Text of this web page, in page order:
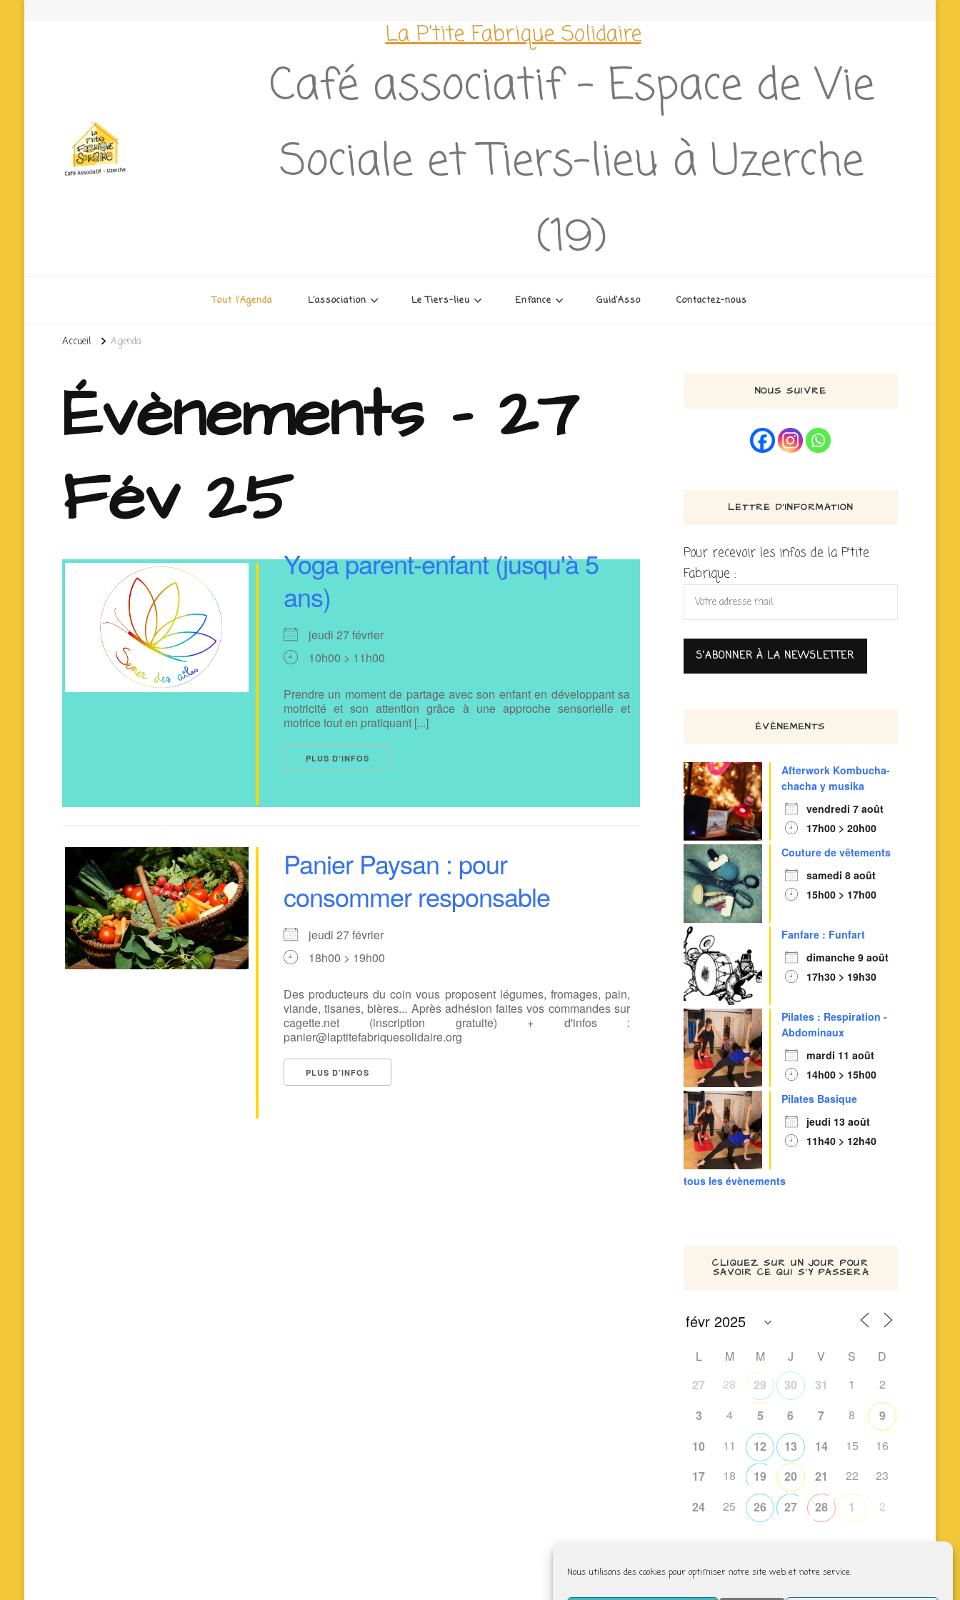
Nous utilisons des cookies pour optimiser notre site web et notre service.
La P'tite Fabrique Solidaire
Café associatif – Espace de Vie
Sociale et Tiers-lieu à Uzerche
(19)
Tout l’Agenda L’association Le Tiers-lieu Enfance Guid’Asso Contactez-nous
Accueil Agenda
Évènements - 27
Fév 25
Yoga parent-enfant (jusqu'à 5
ans)
jeudi 27 février
10h00 > 11h00
Prendre un moment de partage avec son enfant en développant sa
motricité et son attention grâce à une approche sensorielle et
motrice tout en pratiquant [...]
PLUS D’INFOS
Panier Paysan : pour
consommer responsable
jeudi 27 février
18h00 > 19h00
Des producteurs du coin vous proposent légumes, fromages, pain,
viande, tisanes, bières... Après adhésion faites vos commandes sur
cagette.net (inscription gratuite) + d'infos :
panier@laptitefabriquesolidaire.org
PLUS D’INFOS
NOUS SUIVRE
LETTRE D’INFORMATION
Pour recevoir les infos de la P'tite
Fabrique :
ÉVÈNEMENTS
Afterwork Kombucha-
chacha y musika
vendredi 7 août
17h00 > 20h00
Couture de vêtements
samedi 8 août
15h00 > 17h00
Fanfare : Funfart
dimanche 9 août
17h30 > 19h30
Pilates : Respiration -
Abdominaux
mardi 11 août
14h00 > 15h00
Pilates Basique
jeudi 13 août
11h40 > 12h40
tous les évènements
CLIQUEZ SUR UN JOUR POUR
SAVOIR CE QUI S’Y PASSERA
L M M J V S
D
27
28 29 30 31 1
2
3
4 5 6 7 8
9
10
11 12 13 14 15
16
17
18 19 20 21 22
23
24
25 26 27 28 1 2